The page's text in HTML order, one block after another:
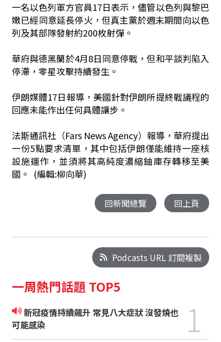
一名以色列軍方官員17日表示，儘管以色列與黎巴
嫩已經同意延長停火，但真主黨於週末期間向以色
列及其部隊發射約200枚射彈。
華府與德黑蘭於4月8日同意停戰，但和平談判陷入
停滯，零星攻擊持續發生。
伊朗媒體17日報導，美國針對伊朗所提終戰議程的
回應未能作出任何具體讓步。
法斯通訊社（Fars News Agency）報導，華府提出
一份5點要求清單，其中包括伊朗僅能維持一座核
設施運作，並須將其高純度濃縮鈾庫存轉移至美
國。 (編輯:柳向華)
回新聞總覽 回上頁
Podcasts URL 訂閱複製
一周熱門話題 TOP5
新冠疫情持續飆升 常見八大症狀 沒發燒也
可能感染
1